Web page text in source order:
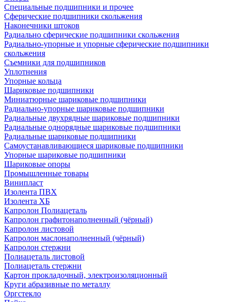
Специальные подшипники и прочее
Сферические подшипники скольжения
Наконечники штоков
Радиально сферические подшипники скольжения
Радиально-упорные и упорные сферические подшипники
скольжения
Съемники для подшипников
Уплотнения
Упорные кольца
Шариковые подшипники
Миниатюрные шариковые подшипники
Радиально-упорные шариковые подшипники
Радиальные двухрядные шариковые подшипники
Радиальные однорядные шариковые подшипники
Радиальные шариковые подшипники
Самоустанавливающиеся шариковые подшипники
Упорные шариковые подшипники
Шариковые опоры
Промышленные товары
Винипласт
Изолента ПВХ
Изолента ХБ
Капролон Полиацеталь
Капролон графитонаполненный (чёрный)
Капролон листовой
Капролон маслонаполненный (чёрный)
Капролон стержни
Полиацеталь листовой
Полиацеталь стержни
Картон прокладочный, электроизоляционный
Круги абразивные по металлу
Оргстекло